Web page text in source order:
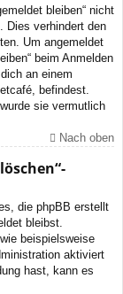
bleiben“ nicht
Dies verhindert den
Um angemeldet
beim Anmelden
an einem
befindest.
sie vermutlich
Nach oben
die phpBB erstellt
bleibst.
beispielsweise
aktiviert
hast, kann es